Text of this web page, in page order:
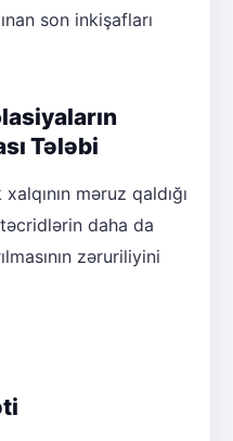
son inkişafları
Tələbi
məruz qaldığı
daha da
zəruriliyini